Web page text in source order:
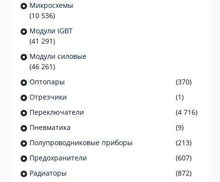
Микросхемы
(10 536)
Модули IGBT
(41 291)
Модули силовые
(46 261)
Оптопары
(370)
Отрезчики
(1)
Переключатели
(4 716)
Пневматика
(9)
Полупроводниковые приборы
(213)
Предохранители
(607)
Радиаторы
(872)